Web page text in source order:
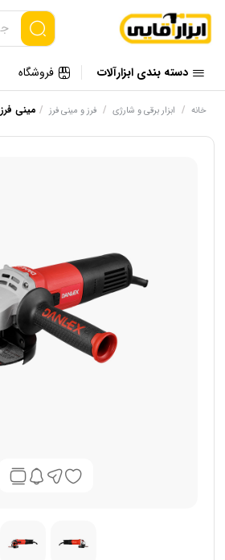
دسته بندی ابزارآلات فروشگاه
خانه / ابزار برقی و شارژی / فرز و مینی فرز / مینی فرز 1400 وات دیمردار 115 میلیمتری دنلکس مدل DX-2314